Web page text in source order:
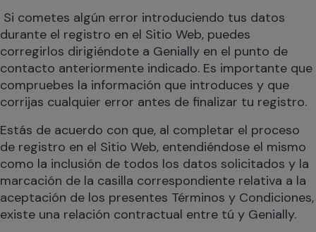
Si cometes algún error introduciendo tus datos
durante el registro en el Sitio Web, puedes
corregirlos dirigiéndote a Genially en el punto de
contacto anteriormente indicado. Es importante que
compruebes la información que introduces y que
corrijas cualquier error antes de finalizar tu registro.
Estás de acuerdo con que, al completar el proceso
de registro en el Sitio Web, entendiéndose el mismo
como la inclusión de todos los datos solicitados y la
marcación de la casilla correspondiente relativa a la
aceptación de los presentes Términos y Condiciones,
existe una relación contractual entre tú y Genially.